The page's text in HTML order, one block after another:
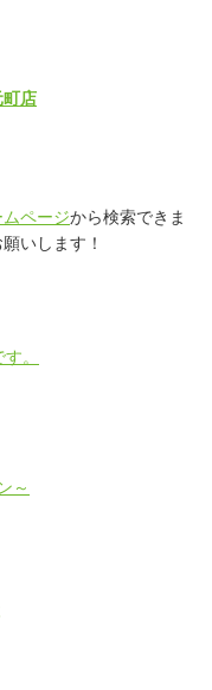
町店
ムページから検索できま
いします！
。
～